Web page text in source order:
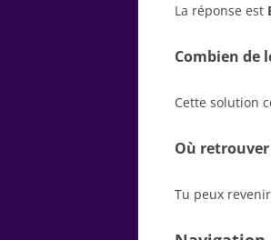
La réponse est
Combien de
Cette solution
Où
Tu peux